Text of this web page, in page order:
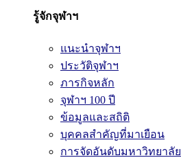
รู้จักจุฬาฯ
แนะนำจุฬาฯ
ประวัติจุฬาฯ
ภารกิจหลัก
จุฬาฯ 100 ปี
ข้อมูลและสถิติ
บุคคลสำคัญที่มาเยือน
การจัดอันดับมหาวิทยาลัย